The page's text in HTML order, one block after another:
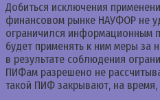
Добиться исключения
финансовом рынке НАУФОР не
ограничился информационным
будет применять к ним меры за
в результате соблюдения
ПИФам разрешено не
такой ПИФ закрывают, на